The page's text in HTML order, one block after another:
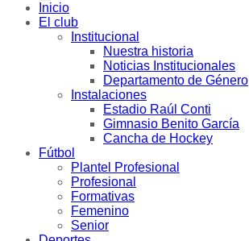
Inicio
El club
Institucional
Nuestra historia
Noticias Institucionales
Departamento de Género
Instalaciones
Estadio Raúl Conti
Gimnasio Benito García
Cancha de Hockey
Fútbol
Plantel Profesional
Profesional
Formativas
Femenino
Senior